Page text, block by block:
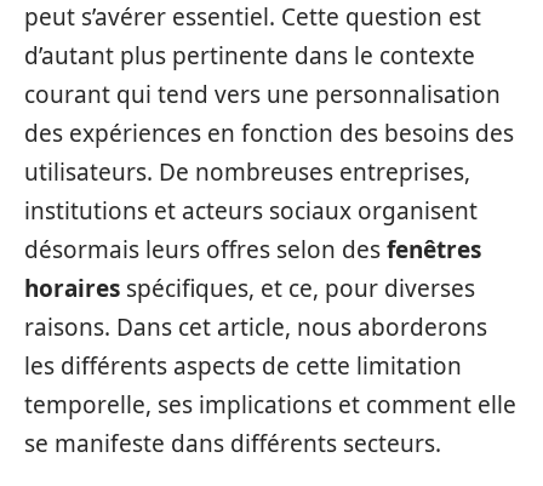
peut s’avérer essentiel. Cette question est
d’autant plus pertinente dans le contexte
courant qui tend vers une personnalisation
des expériences en fonction des besoins des
utilisateurs. De nombreuses entreprises,
institutions et acteurs sociaux organisent
désormais leurs offres selon desfenêtres
horaires spécifiques, et ce, pour diverses
raisons. Dans cet article, nous aborderons
les différents aspects de cette limitation
temporelle, ses implications et comment elle
se manifeste dans différents secteurs.